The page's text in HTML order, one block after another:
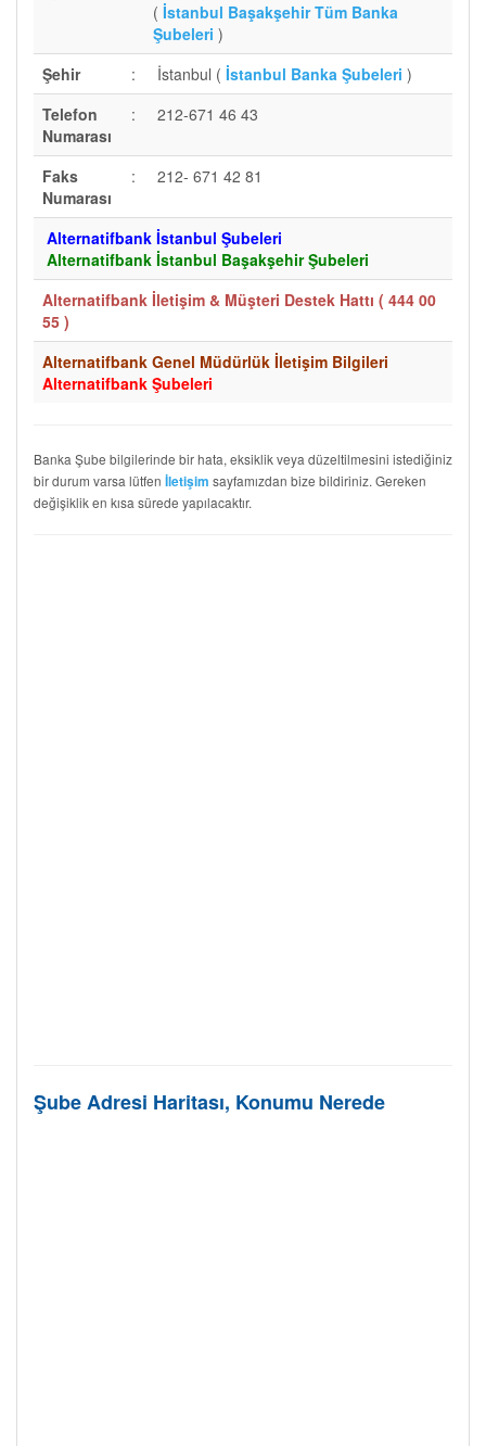
( İstanbul Başakşehir Tüm Banka
Şubeleri )
Şehir
: İstanbul ( İstanbul Banka Şubeleri )
Telefon
Numarası
: 212-671 46 43
Faks
Numarası
: 212- 671 42 81
Alternatifbank İstanbul Şubeleri
Alternatifbank İstanbul Başakşehir Şubeleri
Alternatifbank İletişim & Müşteri Destek Hattı ( 444 00
55 )
Alternatifbank Genel Müdürlük İletişim Bilgileri
Alternatifbank Şubeleri
Banka Şube bilgilerinde bir hata, eksiklik veya düzeltilmesini istediğiniz
bir durum varsa lütfen İletişim sayfamızdan bize bildiriniz. Gereken
değişiklik en kısa sürede yapılacaktır.
Şube Adresi Haritası, Konumu Nerede